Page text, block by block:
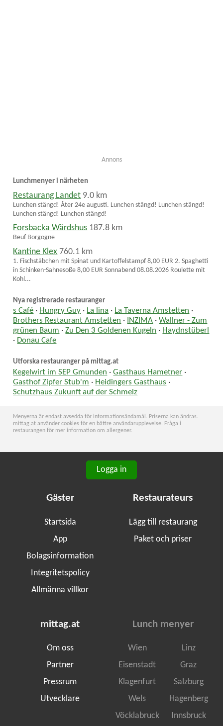
Annons
Lunchmenyer i närheten
Restaurang Landet 9.0 km
Lunchen stängd! Åter 24e augusti. Lunchen stängd! Lunchen stängd!
Lunchen stängd! Lunchen stängd!
Forsbacka Wärdshus 187.8 km
Beuf Borgogne
Kantine Klex 760.1 km
1. Fischstäbchen mit Spinat und Kartoffelstampf 8,00 EUR 2. Spaghetti
in Schinken-Sahnesoße 8,00 EUR Sonnabend 08.08.2026 Roulette mit
Kohl...
Nya registrerade restauranger
s Café · Hungry Guy · La lina · La Taverna Amstetten ·
Brothers Restaurant Amstetten · INZIMA ·Wallner - Zum
grünen Baum ·Zu Den 3 Goldenen Kugeln · Haydnstüberl
· Donau Cafe
Utforska restauranger på mittag.at
Kegelwirt im SEP Gmunden ·Gasthaus Hametner ·
Gasthof Zipfer Stub'm · Heidingers Gasthaus ·
Schutzhaus Zukunft auf der Schmelz
Menyerna är endast avsedda för informationsändamål. Priserna kan ändras.
mittag.at använder cookies för en bättre användarupplevelse. Fråga i
restaurangen för mer information om allergener.
Logga in
Gäster
Startsida
App
Bolagsinformation
Integritetspolicy
Allmänna villkor
Restaurateurs
Lägg till restaurang
Paket och priser
mittag.at
Om oss
Partner
Pressrum
Utvecklare
Lunch menyer
Wien
Linz
Eisenstadt
Graz
Klagenfurt
Salzburg
Wels
Hagenberg
Vöcklabruck
Innsbruck